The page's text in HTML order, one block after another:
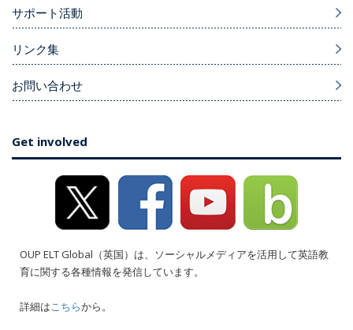
サポート活動
リンク集
お問い合わせ
Get involved
OUP ELT Global（英国）は、ソーシャルメディアを活用して英語教
育に関する各種情報を発信しています。
詳細はこちらから。